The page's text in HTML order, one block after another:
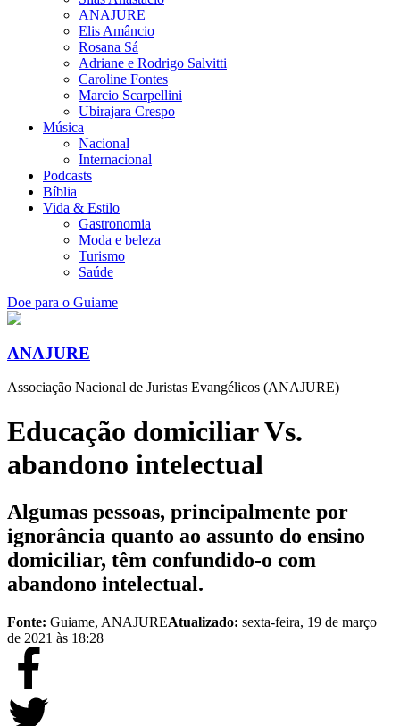
ANAJURE
Elis Amâncio
Rosana Sá
Adriane e Rodrigo Salvitti
Caroline Fontes
Marcio Scarpellini
Ubirajara Crespo
Música
Nacional
Internacional
Podcasts
Bíblia
Vida & Estilo
Gastronomia
Moda e beleza
Turismo
Saúde
Doe para o Guiame
ANAJURE
Associação Nacional de Juristas Evangélicos (ANAJURE)
Educação domiciliar Vs.
abandono intelectual
Algumas pessoas, principalmente por
ignorância quanto ao assunto do ensino
domiciliar, têm confundido-o com
abandono intelectual.
Fonte: Guiame, ANAJUREAtualizado: sexta-feira, 19 de março
de 2021 às 18:28